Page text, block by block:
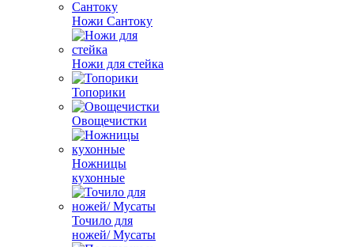
Ножи Сантоку
Ножи для стейка
Топорики
Овощечистки
Ножницы
кухонные
Точило для
ножей/ Мусаты